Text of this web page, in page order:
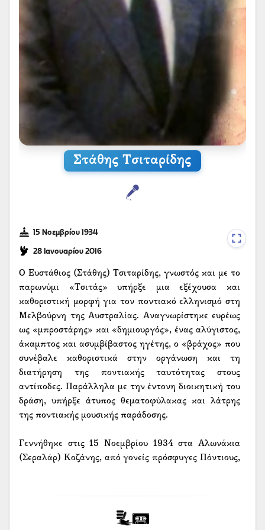
Στάθης Τσιταρίδης
15 Νοεμβρίου 1934
28 Ιανουαρίου 2016
Ο Ευστάθιος (Στάθης) Τσιταρίδης, γνωστός και με το
παρωνύμι «Τσιτάς» υπήρξε μια εξέχουσα και
καθοριστική μορφή για τον ποντιακό ελληνισμό στη
Μελβούρνη της Αυστραλίας. Αναγνωρίστηκε ευρέως
ως «μπροστάρης» και «δημιουργός», ένας αλύγιστος,
άκαμπτος και ασυμβίβαστος ηγέτης, ο «βράχος» που
συνέβαλε καθοριστικά στην οργάνωση και τη
διατήρηση της ποντιακής ταυτότητας στους
αντίποδες. Παράλληλα με την έντονη διοικητική του
δράση, υπήρξε άτυπος θεματοφύλακας και λάτρης
της ποντιακής μουσικής παράδοσης.
Γεννήθηκε στις 15 Νοεμβρίου 1934 στα Αλωνάκια
(Σεραλάρ) Κοζάνης, από γονείς πρόσφυγες Πόντιους,
εκπλήρωση της στρατιωτικής του θητείας (1956-